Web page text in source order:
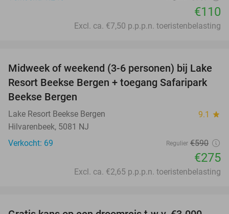
€110
Excl. ca. €7,50 p.p.p.n. toeristenbelasting
53%
Midweek of weekend (3-6 personen) bij Lake
Resort Beekse Bergen + toegang Safaripark
Beekse Bergen
Lake Resort Beekse Bergen 9.1 star
Hilvarenbeek, 5081 NJ
Verkocht: 69
Regulier €590
€275
Excl. ca. €2,65 p.p.p.n. toeristenbelasting